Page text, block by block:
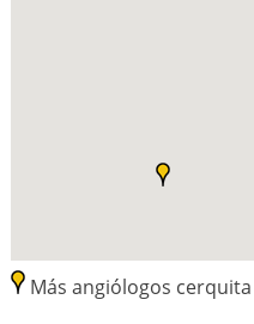
Más angiólogos cerquita